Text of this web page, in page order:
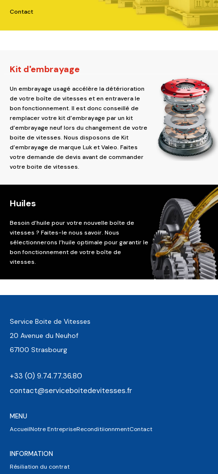
Contact
Kit d'embrayage
Un embrayage usagé accélère la détérioration
de votre boîte de vitesses et en entravera le
bon fonctionnement. Il est donc conseillé de
remplacer votre kit d’embrayage par un kit
d’embrayage neuf lors du changement de votre
boite de vitesses. Nous disposons de Kit
d’embrayage de marque Luk et Valeo. Faites
votre demande de devis avant de commander
votre boite de vitesses.
Huiles
Besoin d’huile pour votre nouvelle boîte de
vitesses ? Faites-le nous savoir. Nous
sélectionnerons l’huile optimale pour garantir le
bon fonctionnement de votre boîte de
vitesses.
Service Boite de Vitesses
20 Avenue du Neuhof
67100 Strasbourg
+33 (0) 9.74.77.36.80
contact@serviceboitedevitesses.fr
MENU
AccueilNotre EntrepriseReconditiionnmentContact
INFORMATION
Résiliation du contrat